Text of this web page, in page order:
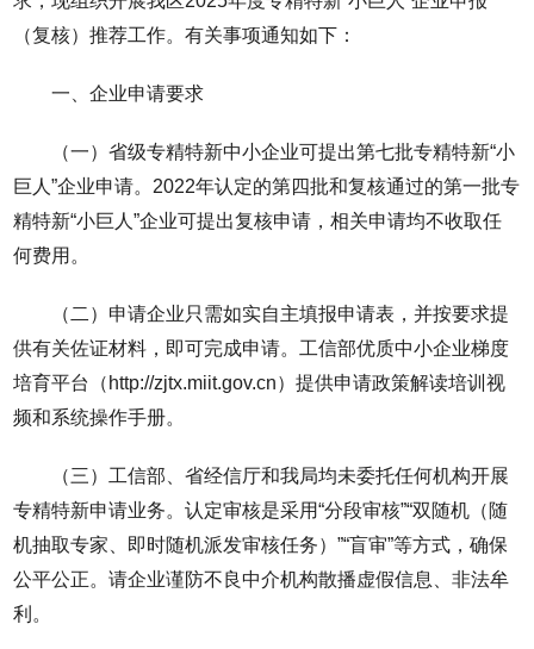
（复核）推荐工作。有关事项通知如下：
一、企业申请要求
（一）省级专精特新中小企业可提出第七批专精特新“小
巨人”企业申请。2022年认定的第四批和复核通过的第一批专
精特新“小巨人”企业可提出复核申请，相关申请均不收取任
何费用。
（二）申请企业只需如实自主填报申请表，并按要求提
供有关佐证材料，即可完成申请。工信部优质中小企业梯度
培育平台（http://zjtx.miit.gov.cn）提供申请政策解读培训视
频和系统操作手册。
（三）工信部、省经信厅和我局均未委托任何机构开展
专精特新申请业务。认定审核是采用“分段审核”“双随机（随
机抽取专家、即时随机派发审核任务）”“盲审”等方式，确保
公平公正。请企业谨防不良中介机构散播虚假信息、非法牟
利。